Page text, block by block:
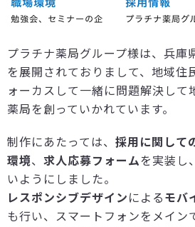
プラチナ薬局グループ様は、兵庫
を展開されておりまして、地域住
ォーカスして一緒に問題解決して
薬局を創っていかれています。
制作にあたっては、 採用に関して
環境、 求人応募フォーム を実装し
いようにしました。
レスポンシブデザイン による モバ
も行い、スマートフォンをメイン